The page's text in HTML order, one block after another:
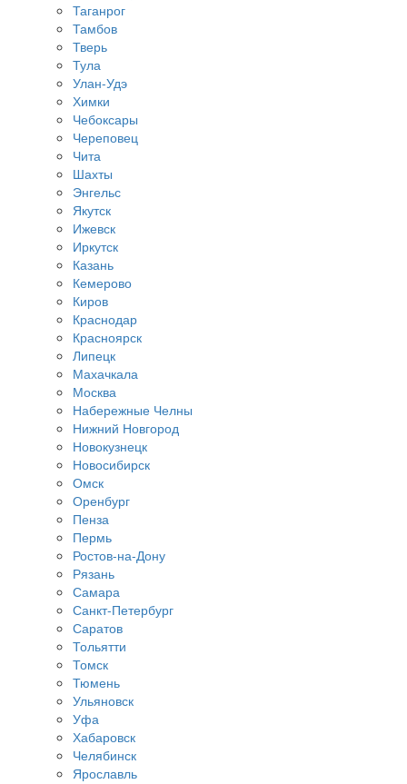
Таганрог
Тамбов
Тверь
Тула
Улан-Удэ
Химки
Чебоксары
Череповец
Чита
Шахты
Энгельс
Якутск
Ижевск
Иркутск
Казань
Кемерово
Киров
Краснодар
Красноярск
Липецк
Махачкала
Москва
Набережные Челны
Нижний Новгород
Новокузнецк
Новосибирск
Омск
Оренбург
Пенза
Пермь
Ростов-на-Дону
Рязань
Самара
Санкт-Петербург
Саратов
Тольятти
Томск
Тюмень
Ульяновск
Уфа
Хабаровск
Челябинск
Ярославль